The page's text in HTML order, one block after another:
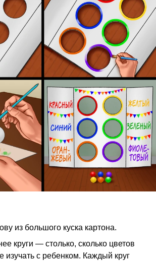
из большого куска картона.
круги — столько, сколько цветов
изучать с ребенком. Каждый круг